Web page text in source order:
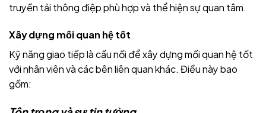
truyền tải thông điệp phù hợp và thể hiện sự quan tâm.
Xây dựng mối quan hệ tốt
Kỹ năng giao tiếp là cầu nối để xây dựng mối quan hệ tốt
với nhân viên và các bên liên quan khác. Điều này bao
gồm: